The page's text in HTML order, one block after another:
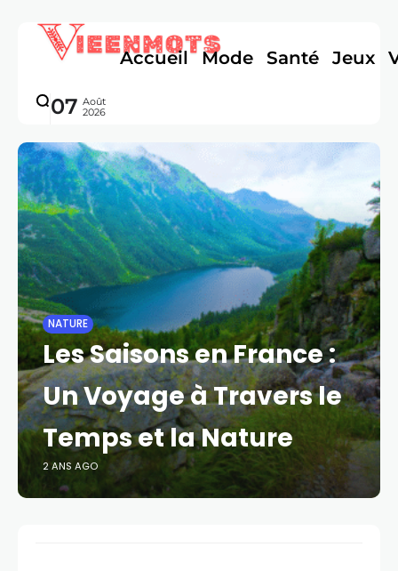
Accueil Mode Santé Jeux
07 Août
2026
NATURE
Les Saisons en France :
Un Voyage à Travers le
Temps et la Nature
2 ANS AGO